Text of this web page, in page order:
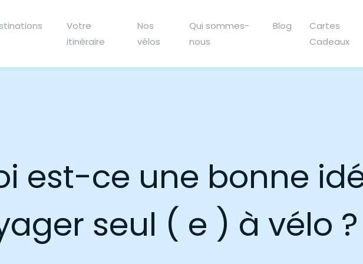
Votre
itinéraire
Nos
vélos
Qui sommes-
nous
Blog
Cartes
Cadeaux
est-ce une bonne
seul ( e ) à vélo ?